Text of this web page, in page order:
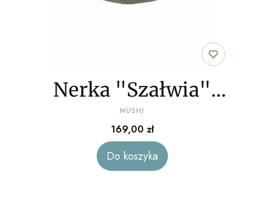
Nerka "Szałwia"
sztruks
PRODUCENT
MUSHI
Cena
169,00 zł
Do koszyka